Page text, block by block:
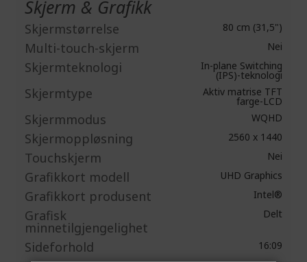
Skjerm & Grafikk
Skjermstørrelse 80 cm (31,5")
Multi-touch-skjerm Nei
Skjermteknologi In-plane Switching
(IPS)-teknologi
Skjermtype Aktiv matrise TFT
farge-LCD
Skjermmodus WQHD
Skjermoppløsning 2560 x 1440
Touchskjerm Nei
Grafikkort modell UHD Graphics
Grafikkort produsent Intel®
Grafisk
minnetilgjengelighet
Delt
Sideforhold 16:09